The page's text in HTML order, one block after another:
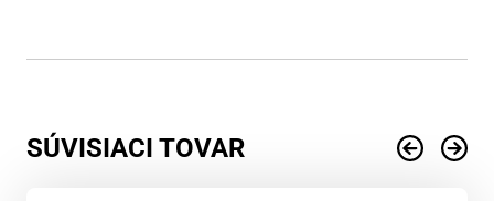
SÚVISIACI TOVAR